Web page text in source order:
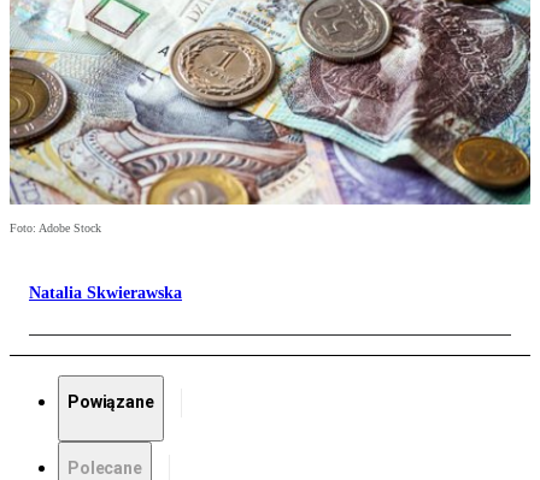
Foto: Adobe Stock
Natalia Skwierawska
Powiązane
Polecane